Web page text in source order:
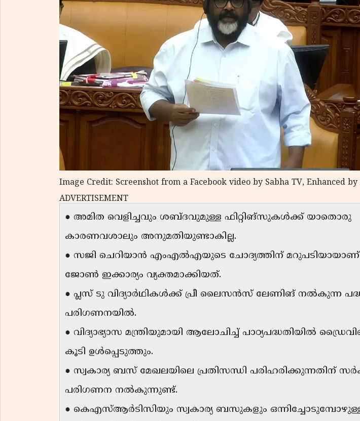
Image Credit: Screenshot from a Facebook video by Sabha TV, Enhanced by
ADVERTISEMENT
● അമിത വെളിച്ചവും ശബ്ദവുമുള്ള ഫിറ്റിങ്സുകൾക്ക് യാതൊരു
കാരണവശാലും അനുമതിയുണ്ടാകില്ല.
● സജി ചെറിയാൻ എംഎൽഎയുടെ ചോദ്യത്തിന് മറുപടിയായാണ്
ജോൺ ഇക്കാര്യം വ്യക്തമാക്കിയത്.
● പ്ലസ് ടു വിദ്യാർഥികൾക്ക് പ്രീ ലൈസൻസ് ലേണിങ് നൽകുന്ന
പരിഗണനയിൽ.
● വിദ്യാഭ്യാസ മന്ത്രിയുമായി ആലോചിച്ച് പാഠ്യപദ്ധതിയിൽ
കൂടി ഉൾപ്പെടുത്തും.
● സ്വകാര്യ ബസ് മേഖലയിലെ പ്രതിസന്ധി പരിഹരിക്കുന്നതിന്
പരിഗണന നൽകുന്നുണ്ട്.
● കെഎസ്ആർടിസിയും സ്വകാര്യ ബസുകളും